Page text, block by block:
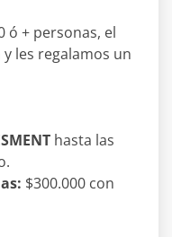
ó + personas, el
les regalamos un
hasta las
$300.000 con